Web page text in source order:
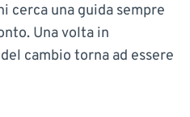
cerca una guida sempre
Una volta in
cambio torna ad essere